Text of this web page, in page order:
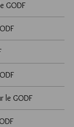
GODF
le GODF